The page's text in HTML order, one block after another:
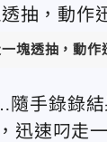
塊透抽，動
手錄錄
迅速叼走